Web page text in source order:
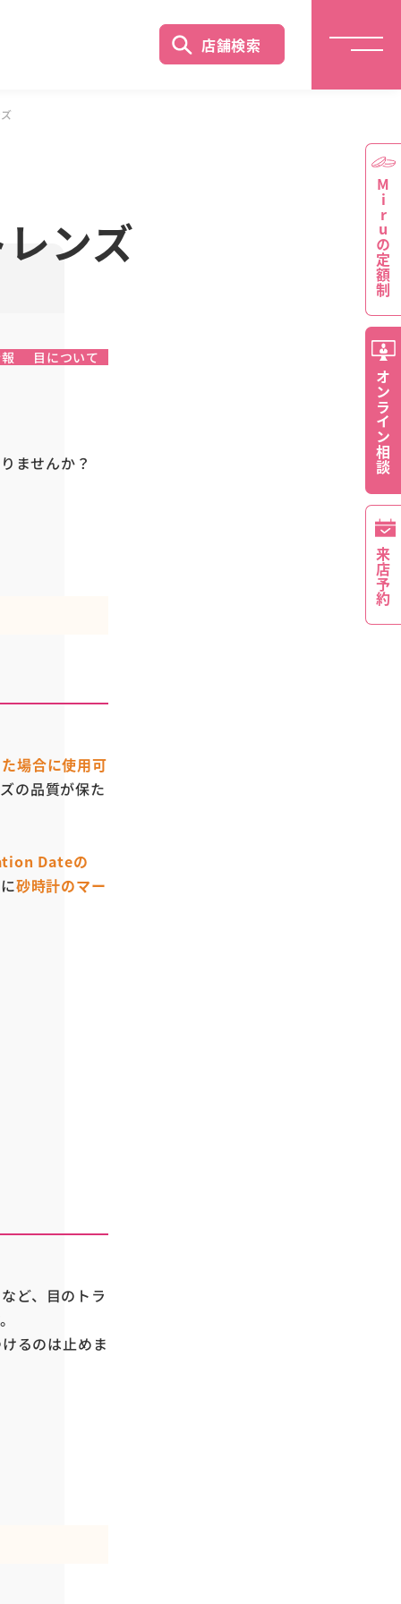
店舗検索
ンズ
目について
ませんか？
場合に使用可
の品質が保た
Dateの
砂時計のマー
ど、目のトラ
るのは止めま
Miruの定額制
オンライン相談
来店予約